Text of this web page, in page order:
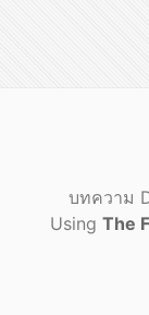
บทความ
Using The